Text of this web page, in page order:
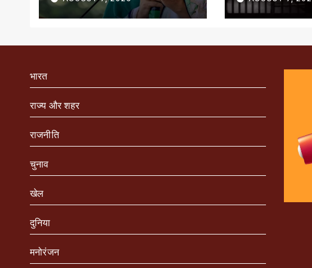
भारत
राज्य और शहर
राजनीति
चुनाव
खेल
दुनिया
मनोरंजन